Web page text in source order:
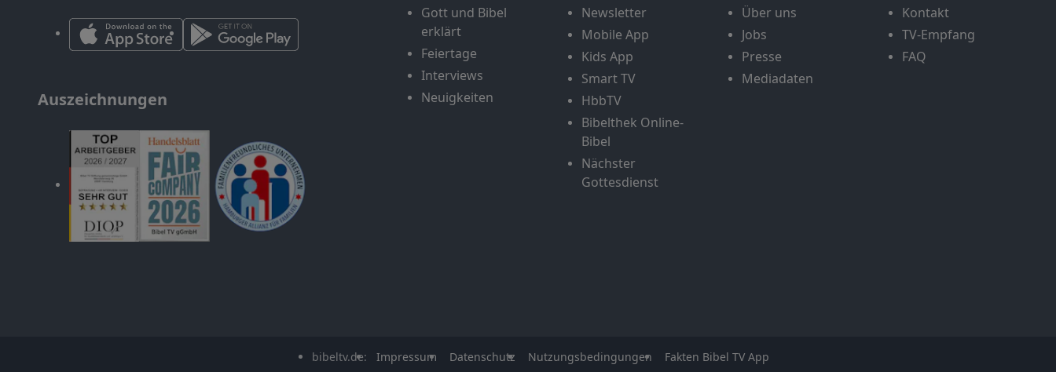
Auszeichnungen
Gott und Bibel
erklärt
Feiertage
Interviews
Neuigkeiten
Newsletter
Mobile App
Kids App
Smart TV
HbbTV
Bibelthek Online-
Bibel
Nächster
Gottesdienst
Über uns
Jobs
Presse
Mediadaten
Kontakt
TV-Empfang
FAQ
bibeltv.de: Impressum Datenschutz Nutzungsbedingungen Fakten Bibel TV App